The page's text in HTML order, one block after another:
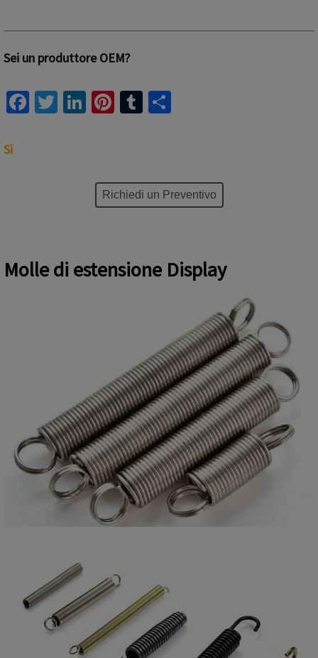
Sei un produttore OEM?
Fa T
Li
n
Pi
t
T
r
Si
Richiedi un Preventivo
Molle di estensione Display